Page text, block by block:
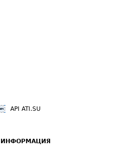
API ATI.SU
ИНФОРМАЦИЯ